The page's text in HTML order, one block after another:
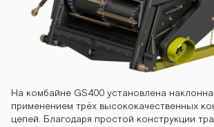
На комбайне GS400 установлена
применением трёх высококачественных
цепей. Благодаря простой конструкции